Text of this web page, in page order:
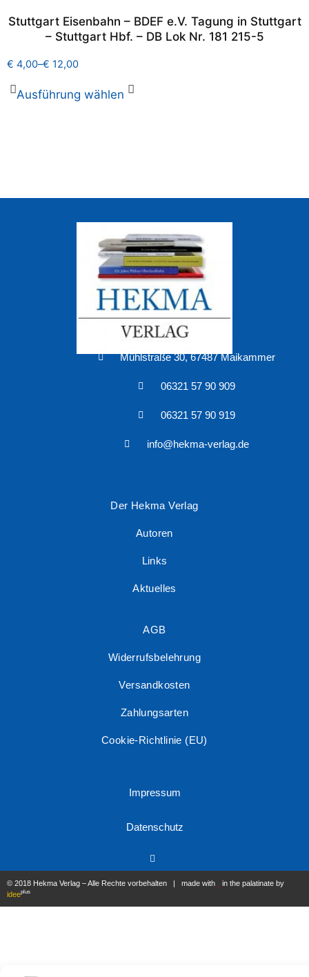
Stuttgart Eisenbahn – BDEF e.V. Tagung in Stuttgart
– Stuttgart Hbf. – DB Lok Nr. 181 215-5
€ 4,00–€ 12,00
Ausführung wählen
Mühlstraße 30, 67487 Maikammer
06321 57 90 909
06321 57 90 919
info@hekma-verlag.de
Der Hekma Verlag
Autoren
Links
Aktuelles
AGB
Widerrufsbelehrung
Versandkosten
Zahlungsarten
Cookie-Richtlinie (EU)
Impressum
Datenschutz
© 2018 Hekma Verlag – Alle Rechte vorbehalten | made with
in the palatinate by
ideeplus